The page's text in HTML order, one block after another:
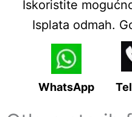
Iskoristite
Isplata odmah.
WhatsApp